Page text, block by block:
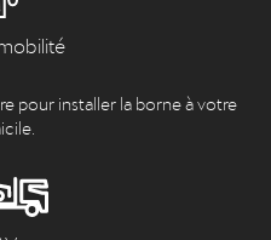
pour installer la borne à votre